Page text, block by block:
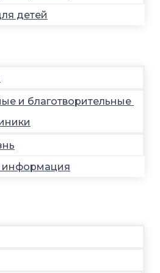
детей
и благотворительные
информация